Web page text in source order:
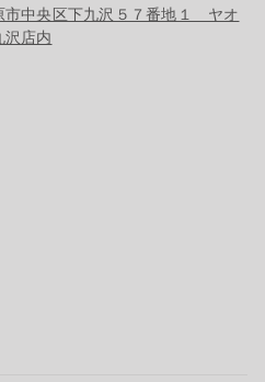
市中央区下九沢５７番地１ ヤオ
沢店内